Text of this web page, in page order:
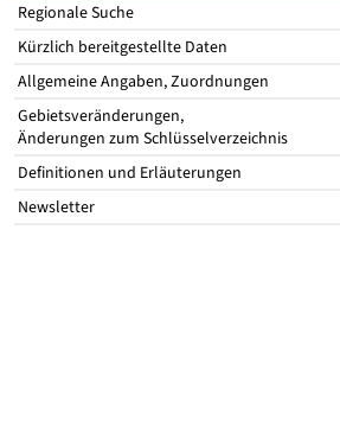
Regionale Suche
Kürzlich bereitgestellte Daten
Allgemeine Angaben, Zuordnungen
Gebietsveränderungen,
Änderungen zum Schlüsselverzeichnis
Definitionen und Erläuterungen
Newsletter